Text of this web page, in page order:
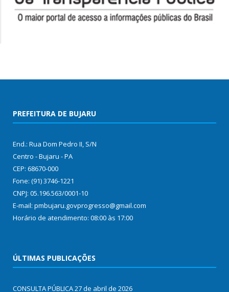
PREFEITURA DE BUJARU
End.: Rua Dom Pedro II, S/N
Centro - Bujaru - PA
CEP: 68670-000
Fone: (91) 3746-1221
CNPJ: 05.196.563/0001-10
E-mail: pmbujaru.govprogresso@gmail.com
Horário de atendimento: 08:00 às 17:00
ÚLTIMAS PUBLICAÇÕES
CONSULTA PÚBLICA27 de abril de 2026